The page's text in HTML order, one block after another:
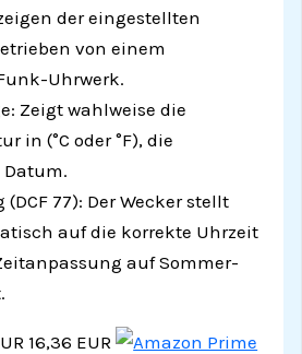
der eingestellten
von einem
Uhrwerk.
Zeigt wahlweise die
in (°C oder °F), die
Datum.
77): Der Wecker stellt
auf die korrekte Uhrzeit
auf Sommer-
16,36 EUR